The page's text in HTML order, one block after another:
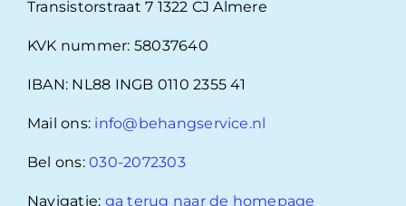
Transistorstraat 7 1322 CJ Almere
KVK nummer: 58037640
IBAN: NL88 INGB 0110 2355 41
Mail ons: info@behangservice.nl
Bel ons:030-2072303
Navigatie: ga terug naar de homepage